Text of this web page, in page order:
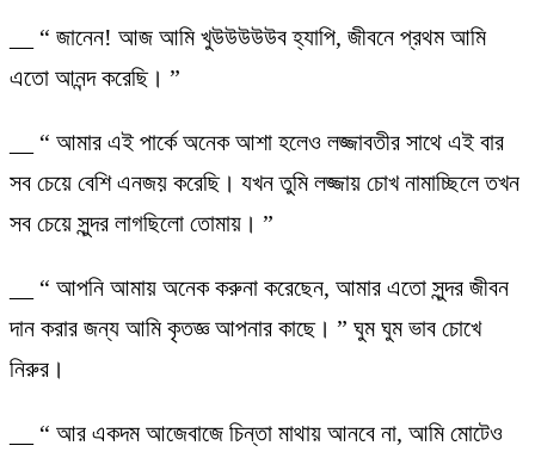
__ “ জানেন! আজ আমি খুউউউউউব হ্যাপি, জীবনে প্রথম আমি
এতো আনন্দ করেছি। ”
__ “ আমার এই পার্কে অনেক আশা হলেও লজ্জাবতীর সাথে এই বার
সব চেয়ে বেশি এনজয় করেছি। যখন তুমি লজ্জায় চোখ নামাচ্ছিলে তখন
সব চেয়ে সুন্দর লাগছিলো তোমায়। ”
__ “ আপনি আমায় অনেক করুনা করেছেন, আমার এতো সুন্দর জীবন
দান করার জন্য আমি কৃতজ্ঞ আপনার কাছে। ” ঘুম ঘুম ভাব চোখে
নিরুর।
__ “ আর একদম আজেবাজে চিন্তা মাথায় আনবে না, আমি মোটেও